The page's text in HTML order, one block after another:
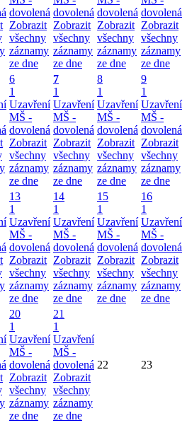
dovolená
Zobrazit
všechny
záznamy
ze dne
dovolená
Zobrazit
všechny
záznamy
ze dne
dovolená
Zobrazit
všechny
záznamy
ze dne
dovolená
Zobrazit
všechny
záznamy
ze dne
6
1
Uzavření
MŠ -
dovolená
Zobrazit
všechny
záznamy
ze dne
7
1
Uzavření
MŠ -
dovolená
Zobrazit
všechny
záznamy
ze dne
8
1
Uzavření
MŠ -
dovolená
Zobrazit
všechny
záznamy
ze dne
9
1
Uzavření
MŠ -
dovolená
Zobrazit
všechny
záznamy
ze dne
13
1
Uzavření
MŠ -
dovolená
Zobrazit
všechny
záznamy
ze dne
14
1
Uzavření
MŠ -
dovolená
Zobrazit
všechny
záznamy
ze dne
15
1
Uzavření
MŠ -
dovolená
Zobrazit
všechny
záznamy
ze dne
16
1
Uzavření
MŠ -
dovolená
Zobrazit
všechny
záznamy
ze dne
20
1
Uzavření
MŠ -
dovolená
Zobrazit
všechny
záznamy
ze dne
21
1
Uzavření
MŠ -
dovolená
Zobrazit
všechny
záznamy
ze dne
22 23